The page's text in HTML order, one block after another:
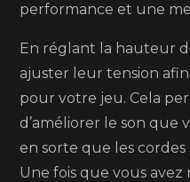
performance et une
En réglant la hauteur
ajuster leur tension afin
pour votre jeu. Cela
d’améliorer le son que
en sorte que les
Une fois que vous